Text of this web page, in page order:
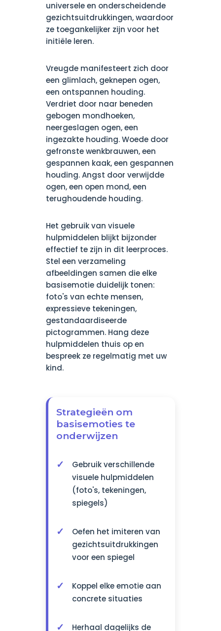
universele en onderscheidende
gezichtsuitdrukkingen, waardoor
ze toegankelijker zijn voor het
initiële leren.
Vreugde manifesteert zich door
een glimlach, geknepen ogen,
een ontspannen houding.
Verdriet door naar beneden
gebogen mondhoeken,
neergeslagen ogen, een
ingezakte houding. Woede door
gefronste wenkbrauwen, een
gespannen kaak, een gespannen
houding. Angst door verwijdde
ogen, een open mond, een
terughoudende houding.
Het gebruik van visuele
hulpmiddelen blijkt bijzonder
effectief te zijn in dit leerproces.
Stel een verzameling
afbeeldingen samen die elke
basisemotie duidelijk tonen:
foto's van echte mensen,
expressieve tekeningen,
gestandaardiseerde
pictogrammen. Hang deze
hulpmiddelen thuis op en
bespreek ze regelmatig met uw
kind.
Strategieën om
basisemoties te
onderwijzen
Gebruik verschillende
visuele hulpmiddelen
(foto's, tekeningen,
spiegels)
Oefen het imiteren van
gezichtsuitdrukkingen
voor een spiegel
Koppel elke emotie aan
concrete situaties
Herhaal dagelijks de